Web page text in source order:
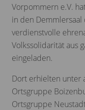
Vorpommern e.V.
in den Demmlersaal
verdienstvolle
Volkssolidarität aus
eingeladen.
Dort erhielten unter
Ortsgruppe
Ortsgruppe